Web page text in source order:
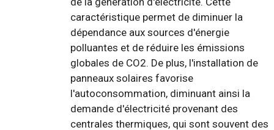
caractéristique permet de diminuer la
dépendance aux sources d'énergie
polluantes et de réduire les émissions
globales de CO2. De plus, l'installation de
panneaux solaires favorise
l'autoconsommation, diminuant ainsi la
demande d'électricité provenant des
centrales thermiques, qui sont souvent des